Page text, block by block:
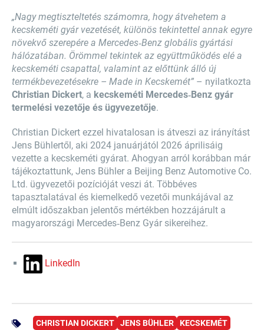
„Nagy megtiszteltetés számomra, hogy átvehetem a
kecskeméti gyár vezetését, különös tekintettel annak egyre
növekvő szerepére a Mercedes‑Benz globális gyártási
hálózatában. Örömmel tekintek az együttműködés elé a
kecskeméti csapattal, valamint az előttünk álló új
termékbevezetésekre – Made in Kecskemét” – nyilatkozta
Christian Dickert, a kecskeméti Mercedes‑Benz gyár
termelési vezetője és ügyvezetője.
Christian Dickert ezzel hivatalosan is átveszi az irányítást
Jens Bühlertől, aki 2024 januárjától 2026 áprilisáig
vezette a kecskeméti gyárat. Ahogyan arról korábban már
tájékoztattunk, Jens Bühler a Beijing Benz Automotive Co.
Ltd. ügyvezetői pozícióját veszi át. Többéves
tapasztalatával és kiemelkedő vezetői munkájával az
elmúlt időszakban jelentős mértékben hozzájárult a
magyarországi Mercedes‑Benz Gyár sikereihez.
LinkedIn
CHRISTIAN DICKERT JENS BÜHLER KECSKEMÉT